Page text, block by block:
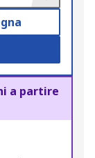
a partire